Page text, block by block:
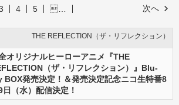
次へ
4 5 …
THE REFLECTION（ザ・リフレクション）
オリジナルヒーローアニメ『THE
（ザ・リフレクション）』Blu-
BOX発売決定！＆発売決定記念ニコ生特番8
日（水）配信決定！